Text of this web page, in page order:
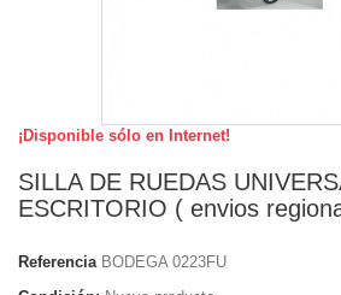
¡Disponible sólo en Internet!
SILLA DE RUEDAS
ESCRITORIO ( envios
Referencia BODEGA 0223FU